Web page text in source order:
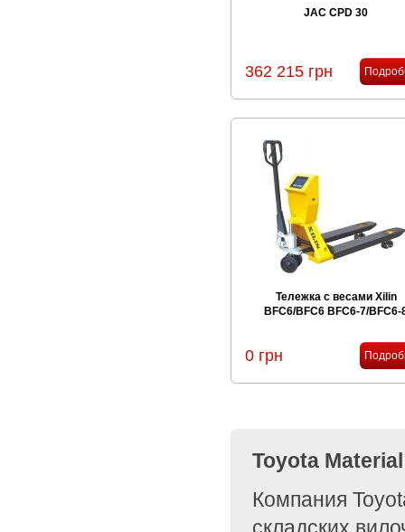
JAC CPD 30
362 215 грн
Тележка с весами Xilin
BFC6/BFC6 BFC6-7/BFC6-
0 грн
Toyota
Компания